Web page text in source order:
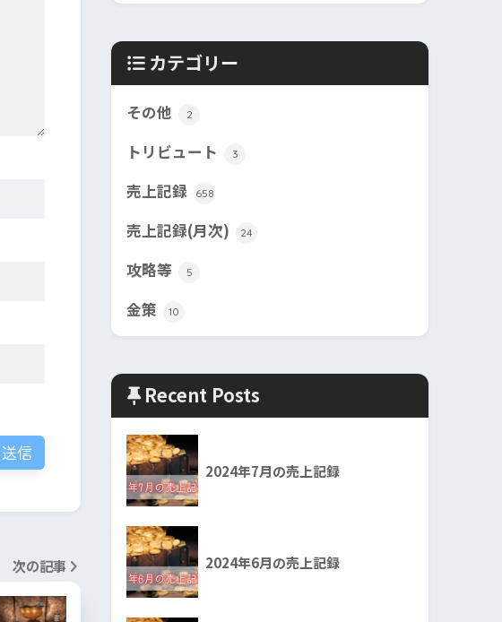
次の記事
カテゴリー
その他 2
トリビュート 3
売上記録 658
売上記録(月次) 24
攻略等 5
金策 10
Recent Posts
2024年7月の売上記録
2024年6月の売上記録